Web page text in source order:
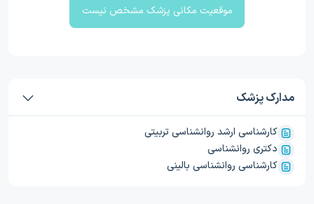
موقعیت مکانی پزشک مشخص نیست
مدارک پزشک
کارشناسی ارشد روانشناسی تربیتی
دکتری روانشناسی
کارشناسی روانشناسی بالینی